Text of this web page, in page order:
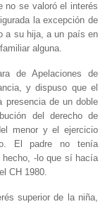
no se valoró el interés
la excepción de
a su hija, a un país en
alguna.
de Apelaciones de
y dispuso que el
presencia de un doble
del derecho de
menor y el ejercicio
El padre no tenía
hecho, -lo que sí hacía
CH 1980.
superior de la niña,